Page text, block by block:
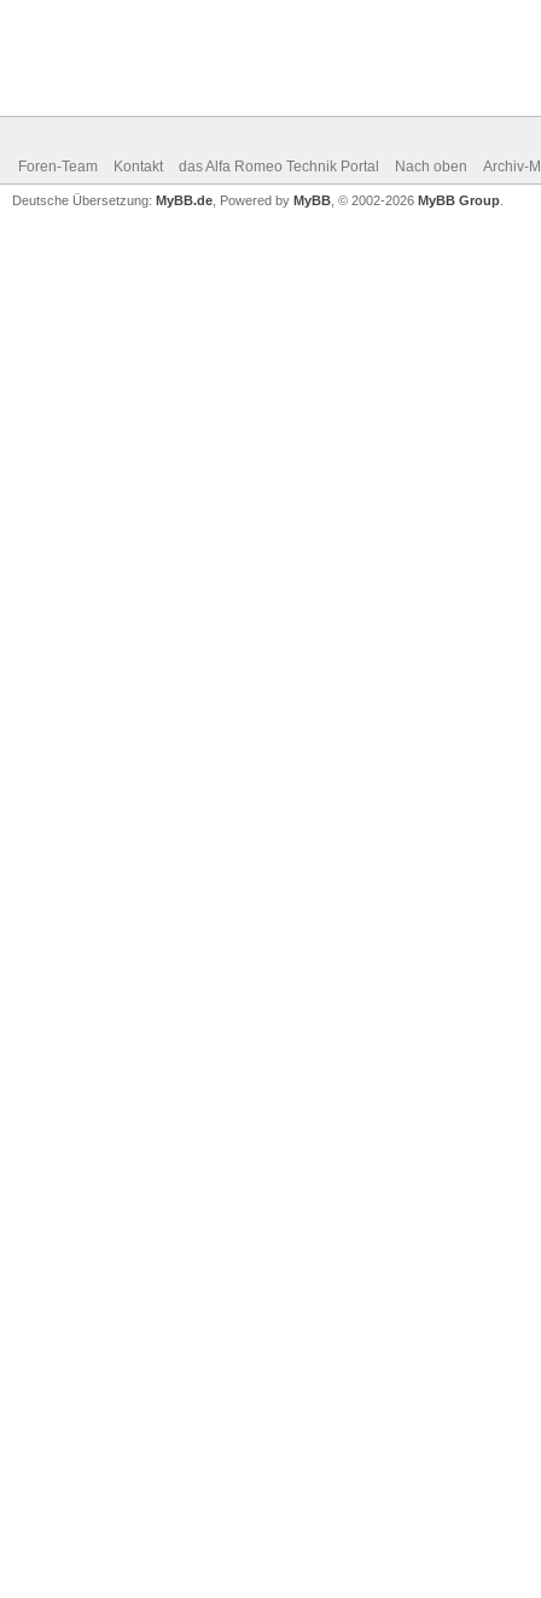
Foren-Team Kontakt das Alfa Romeo Technik Portal Nach oben Archiv-
Deutsche Übersetzung: MyBB.de , Powered by MyBB , © 2002-2026 MyBB Group